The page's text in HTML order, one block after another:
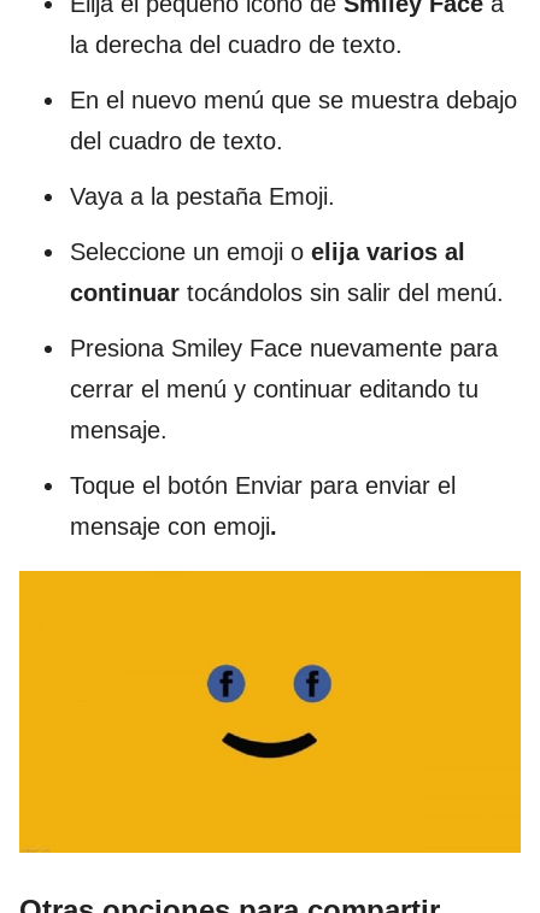
la derecha del cuadro de texto.
En el nuevo menú que se muestra debajo
del cuadro de texto.
Vaya a la pestaña Emoji.
Seleccione un emoji o elija varios al
continuar tocándolos sin salir del menú.
Presiona Smiley Face nuevamente para
cerrar el menú y continuar editando tu
mensaje.
Toque el botón Enviar para enviar el
mensaje con emoji.